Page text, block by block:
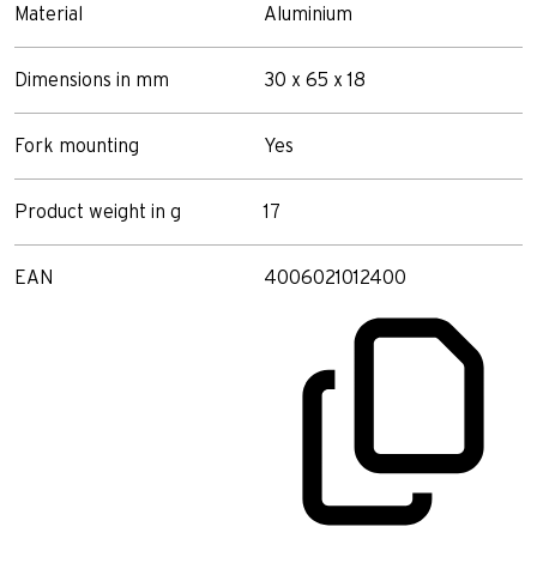
Material Aluminium
Dimensions in mm 30 x 65 x 18
Fork mounting Yes
Product weight in g 17
EAN 4006021012400